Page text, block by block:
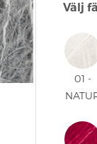
Välj
01 -